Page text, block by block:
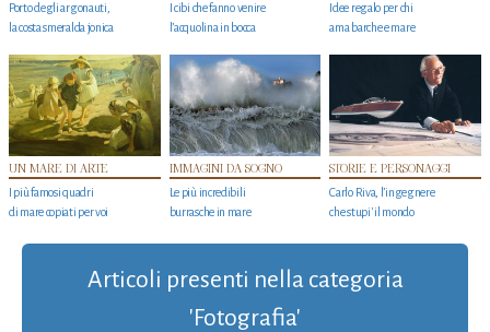
Porto degli argonauti,
la costa smeralda jonica
I cibi che fanno venire
l’acquolina in bocca
Idee regalo per chi
ama barche e mare
UN MARE DI ARTE
I più famosi quadri
di mare copiati per voi
IMMAGINI DA SOGNO
Le più incredibili
burrasche in mare
STORIE E PERSONAGGI
Carlo Riva, l’ingegnere
che stupi' il mondo
Articoli presenti nella categoria
'Fotografia'